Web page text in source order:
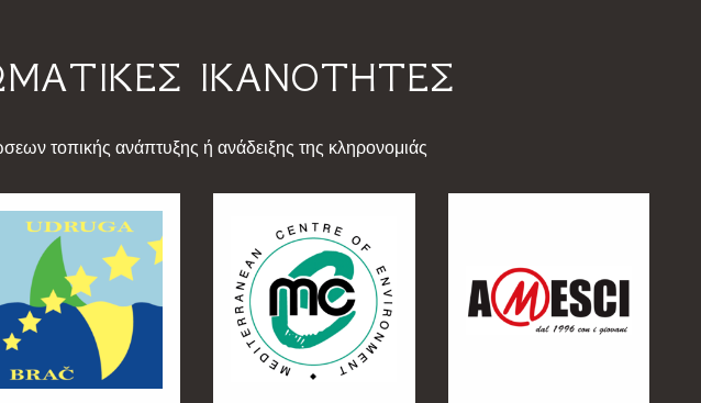
ΙΚΑΝΟΤΗΤΕΣ
τοπικής ανάπτυξης ή ανάδειξης της κληρονομιάς